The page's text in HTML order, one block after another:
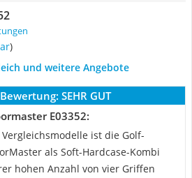
)
und weitere Angebote
SEHR GUT
E03352:
ist die Golf-
als Soft-Hardcase-Kombi
hohen Anzahl von vier Griffen